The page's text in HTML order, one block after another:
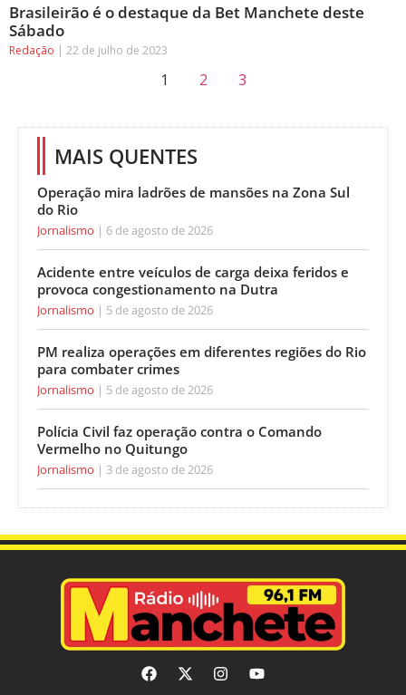
Brasileirão é o destaque da Bet Manchete deste
Sábado
Redação 22 de julho de 2023
1 2 3
MAIS QUENTES
Operação mira ladrões de mansões na Zona Sul
do Rio
Jornalismo 6 de agosto de 2026
Acidente entre veículos de carga deixa feridos e
provoca congestionamento na Dutra
Jornalismo 5 de agosto de 2026
PM realiza operações em diferentes regiões do Rio
para combater crimes
Jornalismo 5 de agosto de 2026
Polícia Civil faz operação contra o Comando
Vermelho no Quitungo
Jornalismo 3 de agosto de 2026